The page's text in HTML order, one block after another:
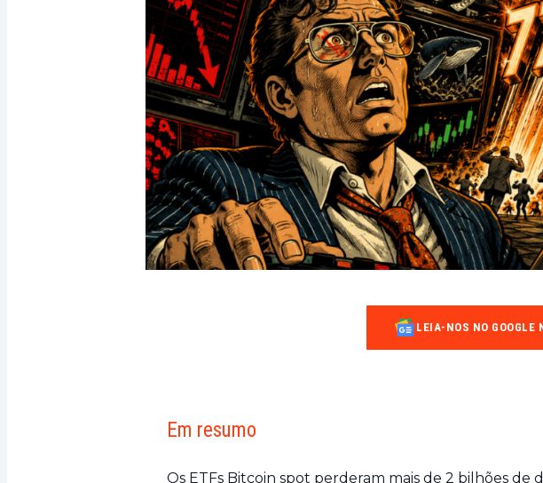
LEIA-NOS NO GOOGLE
Em resumo
Os ETFs Bitcoin spot perderam mais de 2 bilhões de